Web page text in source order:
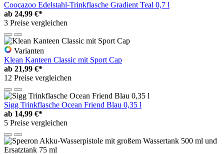
Coocazoo Edelstahl-Trinkflasche Gradient Teal 0,7 l
ab 24,99 €*
3 Preise vergleichen
Varianten
Klean Kanteen Classic mit Sport Cap
ab 21,99 €*
12 Preise vergleichen
Sigg Trinkflasche Ocean Friend Blau 0,35 l
ab 14,99 €*
5 Preise vergleichen